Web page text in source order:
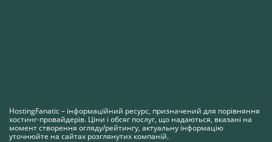
HostingFanatic – інформаційний ресурс, призначений для порівняння
хостинг-провайдерів. Ціни і обсяг послуг, що надаються, вказані на
момент створення огляду/рейтингу, актуальну інформацію
уточнюйте на сайтах розглянутих компаній.